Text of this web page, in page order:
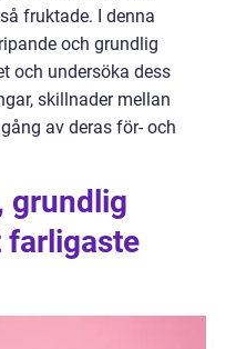
fruktade. I denna
och grundlig
och undersöka dess
skillnader mellan
av deras för- och
grundlig
farligaste